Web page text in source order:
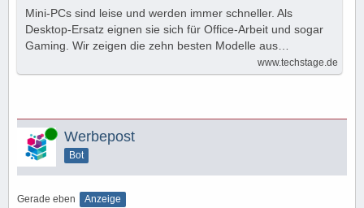
Mini-PCs sind leise und werden immer schneller. Als
Desktop-Ersatz eignen sie sich für Office-Arbeit und sogar
Gaming. Wir zeigen die zehn besten Modelle aus…
www.techstage.de
Online Werbepost
Bot
Gerade eben Anzeige